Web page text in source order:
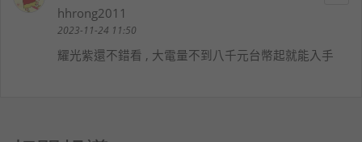
hhrong2011
2023-11-24 11:50
耀光紫還不錯看 , 大電量不到八千元台幣起就能入手